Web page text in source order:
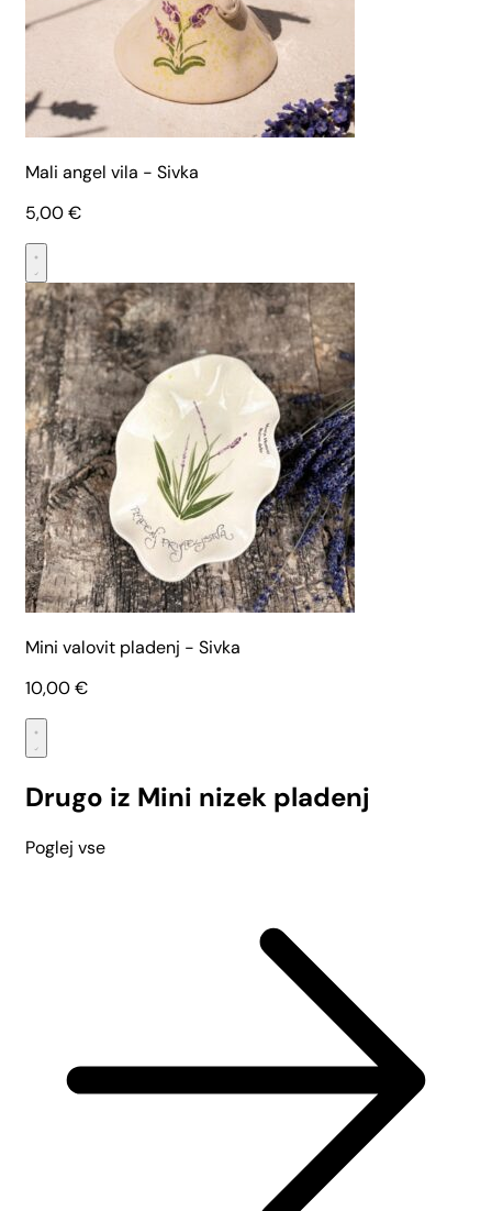
Mali angel vila - Sivka
5,00€
Mini valovit pladenj - Sivka
10,00€
Drugo iz Mini nizek pladenj
Poglej vse